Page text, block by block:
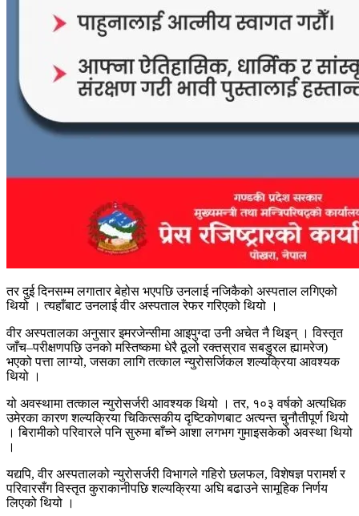
तर दुई दिनसम्म लगातार बेहोस भएपछि उनलाई नजिकैको अस्पताल लगिएको
थियो । त्यहाँबाट उनलाई वीर अस्पताल रेफर गरिएको थियो ।
वीर अस्पतालका अनुसार इमरजेन्सीमा आइपुग्दा उनी अचेत नै थिइन् । विस्तृत
जाँच–परीक्षणपछि उनको मस्तिष्कमा धेरै ठूलो रक्तस्राव सबडुरल ह्यामरेज)
भएको पत्ता लाग्यो, जसका लागि तत्काल न्युरोसर्जिकल शल्यक्रिया आवश्यक
थियो ।
यो अवस्थामा तत्काल न्युरोसर्जरी आवश्यक थियो । तर, १०३ वर्षको अत्यधिक
उमेरका कारण शल्यक्रिया चिकित्सकीय दृष्टिकोणबाट अत्यन्त चुनौतीपूर्ण थियो
। बिरामीको परिवारले पनि सुरुमा बाँच्ने आशा लगभग गुमाइसकेको अवस्था थियो
।
यद्यपि, वीर अस्पतालको न्युरोसर्जरी विभागले गहिरो छलफल, विशेषज्ञ परामर्श र
परिवारसँग विस्तृत कुराकानीपछि शल्यक्रिया अघि बढाउने सामूहिक निर्णय
लिएको थियो ।